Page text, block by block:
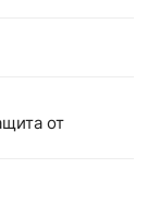
от